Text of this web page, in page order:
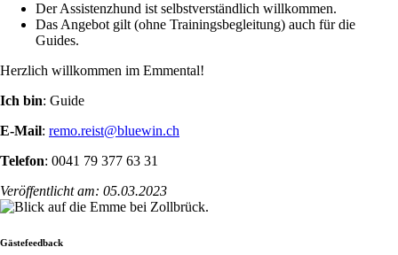
Der Assistenzhund ist selbstverständlich willkommen.
Das Angebot gilt (ohne Trainingsbegleitung) auch für die
Guides.
Herzlich willkommen im Emmental!
Ich bin: Guide
E-Mail: remo.reist@bluewin.ch
Telefon: 0041 79 377 63 31
Veröffentlicht am: 05.03.2023
Gästefeedback